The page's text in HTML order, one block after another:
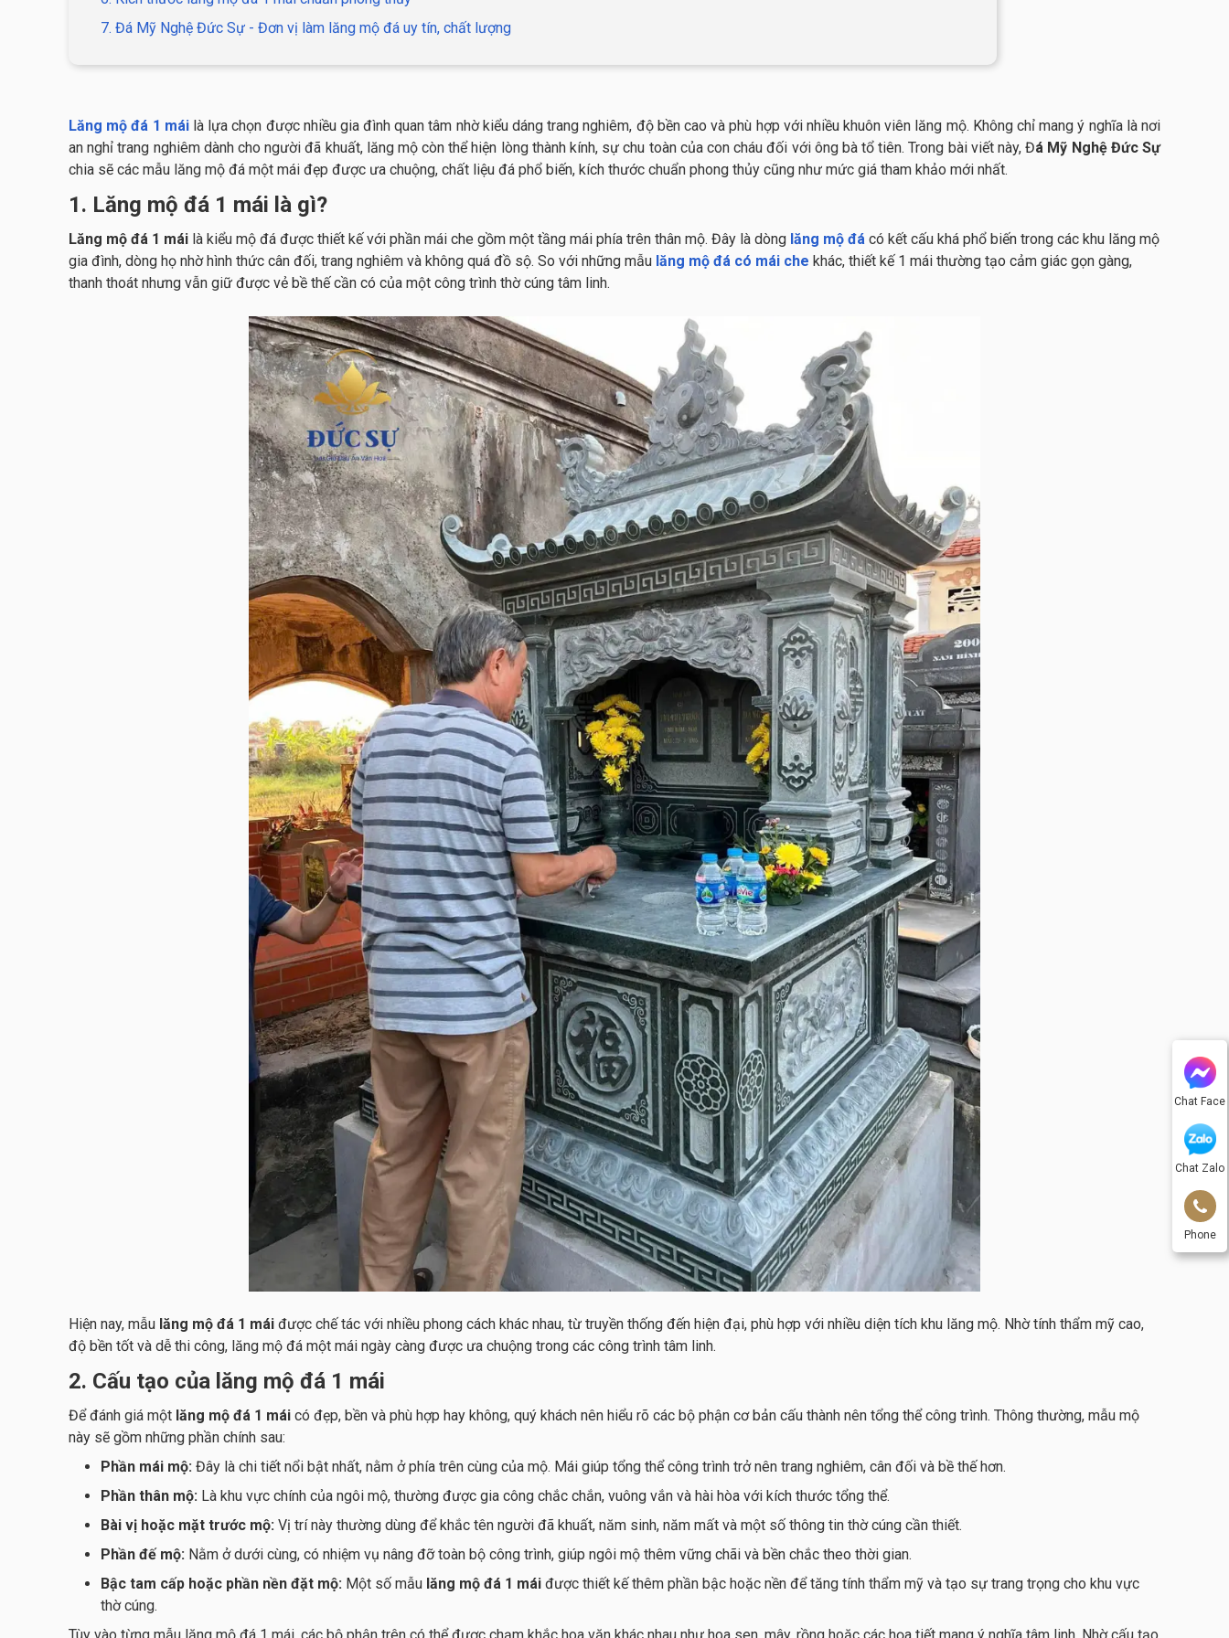
Chat Face
Chat Zalo
Phone
7. Đá Mỹ Nghệ Đức Sự - Đơn vị làm lăng mộ đá uy tín, chất lượng
Lăng mộ đá 1 máilà lựa chọn được nhiều gia đình quan tâm nhờ kiểu dáng trang nghiêm, độ bền cao và phù hợp với nhiều khuôn viên lăng mộ. Không chỉ mang ý nghĩa là nơi
an nghỉ trang nghiêm dành cho người đã khuất, lăng mộ còn thể hiện lòng thành kính, sự chu toàn của con cháu đối với ông bà tổ tiên. Trong bài viết này, Đá Mỹ Nghệ Đức Sự
chia sẽ các mẫu lăng mộ đá một mái đẹp được ưa chuộng, chất liệu đá phổ biến, kích thước chuẩn phong thủy cũng như mức giá tham khảo mới nhất.
1. Lăng mộ đá 1 mái là gì?
Lăng mộ đá 1 mái là kiểu mộ đá được thiết kế với phần mái che gồm một tầng mái phía trên thân mộ. Đây là dòng lăng mộ đá có kết cấu khá phổ biến trong các khu lăng mộ
gia đình, dòng họ nhờ hình thức cân đối, trang nghiêm và không quá đồ sộ. So với những mẫu lăng mộ đá có mái che khác, thiết kế 1 mái thường tạo cảm giác gọn gàng,
thanh thoát nhưng vẫn giữ được vẻ bề thế cần có của một công trình thờ cúng tâm linh.
Hiện nay, mẫu lăng mộ đá 1 mái được chế tác với nhiều phong cách khác nhau, từ truyền thống đến hiện đại, phù hợp với nhiều diện tích khu lăng mộ. Nhờ tính thẩm mỹ cao,
độ bền tốt và dễ thi công, lăng mộ đá một mái ngày càng được ưa chuộng trong các công trình tâm linh.
2. Cấu tạo của lăng mộ đá 1 mái
Để đánh giá một lăng mộ đá 1 mái có đẹp, bền và phù hợp hay không, quý khách nên hiểu rõ các bộ phận cơ bản cấu thành nên tổng thể công trình. Thông thường, mẫu mộ
này sẽ gồm những phần chính sau:
Phần mái mộ: Đây là chi tiết nổi bật nhất, nằm ở phía trên cùng của mộ. Mái giúp tổng thể công trình trở nên trang nghiêm, cân đối và bề thế hơn.
Phần thân mộ: Là khu vực chính của ngôi mộ, thường được gia công chắc chắn, vuông vắn và hài hòa với kích thước tổng thể.
Bài vị hoặc mặt trước mộ: Vị trí này thường dùng để khắc tên người đã khuất, năm sinh, năm mất và một số thông tin thờ cúng cần thiết.
Phần đế mộ: Nằm ở dưới cùng, có nhiệm vụ nâng đỡ toàn bộ công trình, giúp ngôi mộ thêm vững chãi và bền chắc theo thời gian.
Bậc tam cấp hoặc phần nền đặt mộ: Một số mẫu lăng mộ đá 1 mái được thiết kế thêm phần bậc hoặc nền để tăng tính thẩm mỹ và tạo sự trang trọng cho khu vực
thờ cúng.